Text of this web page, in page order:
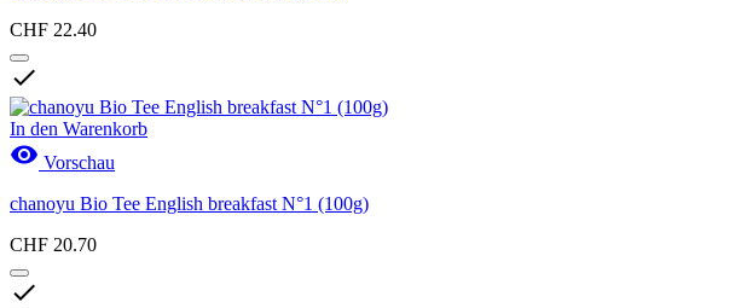
CHF 22.40

In den Warenkorb
 Vorschau
chanoyu Bio Tee English breakfast N°1 (100g)
CHF 20.70
